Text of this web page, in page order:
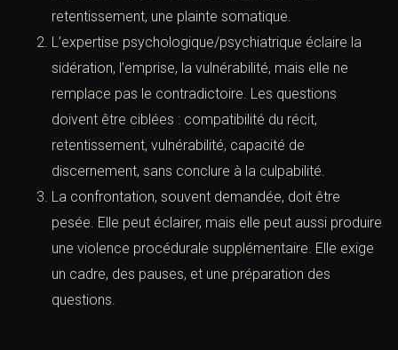
faits simples, sans lecture téléologique. Un
message ambigu se lit dans son contexte, avec
l’avant et l’après, sinon il devient une arme
rhétorique.
C. Médico-légal et expertises : utilité,
limites, prudence
Le certificat médical décrit, il ne juge pas. Il est
précieux s’il est précoce, mais il reste utile même
tardif pour objectiver un état psychique, un
retentissement, une plainte somatique.
L’expertise psychologique/psychiatrique éclaire la
ou tribunal compétent *